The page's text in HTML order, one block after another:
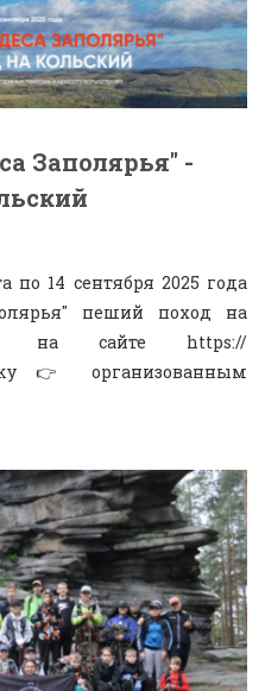
Заполярья" -
по 14 сентября 2025 года
пеший поход на
на сайте https://
👉 организованным